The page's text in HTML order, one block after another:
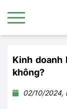
Kinh doanh
không?
02/10/2024,